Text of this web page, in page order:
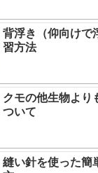
背浮き（仰向けで
習方法
クモの他生物より
ついて
縫い針を使った簡